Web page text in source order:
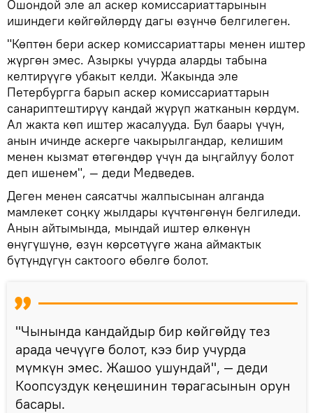
Ошондой эле ал аскер комиссариаттарынын
ишиндеги көйгөйлөрдү дагы өзүнчө белгилеген.
"Көптөн бери аскер комиссариаттары менен иштер
жүргөн эмес. Азыркы учурда аларды табына
келтирүүгө убакыт келди. Жакында эле
Петербургга барып аскер комиссариаттарын
санариптештирүү кандай жүрүп жатканын көрдүм.
Ал жакта көп иштер жасалууда. Бул баары үчүн,
анын ичинде аскерге чакырылгандар, келишим
менен кызмат өтөгөндөр үчүн да ыңгайлуу болот
деп ишенем", — деди Медведев.
Деген менен саясатчы жалпысынан алганда
мамлекет соңку жылдары күчтөнгөнүн белгиледи.
Анын айтымында, мындай иштер өлкөнүн
өнүгүшүнө, өзүн көрсөтүүгө жана аймактык
бүтүндүгүн сактоого өбөлгө болот.
"Чынында кандайдыр бир көйгөйдү тез
арада чечүүгө болот, кээ бир учурда
мүмкүн эмес. Жашоо ушундай", — деди
Коопсуздук кеңешинин төрагасынын орун
басары.